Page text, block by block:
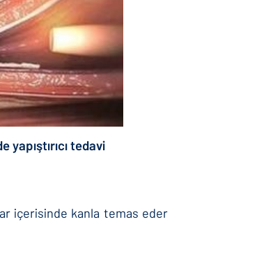
tedavi
içerisinde kanla temas eder